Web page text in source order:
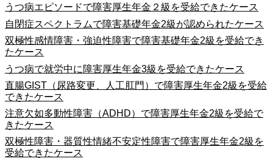
うつ病エピソードで障害厚生年金２級を受給できたケース
自閉症スペクトラムで障害基礎年金2級が認められたケース
双極性感情障害・強迫性障害で障害基礎年金2級を受給でき
たケース
うつ病で就労中に障害厚生年金3級を受給できたケース
直腸GIST（尿路変更、人工肛門）で障害厚生年金2級を受給
できたケース
注意欠如多動性障害（ADHD）で障害厚生年金2級を受給で
きたケース
双極性障害・器質性情緒不安定性障害で障害厚生年金2級を
受給できたケース